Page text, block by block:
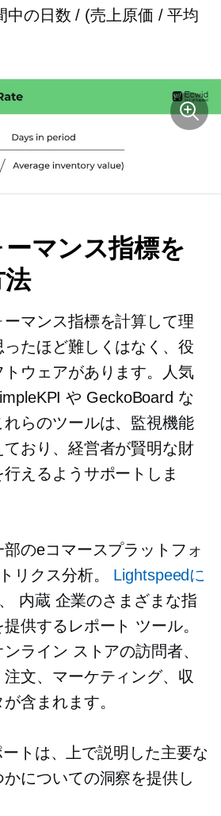
中の日数 / (売上原価 / 平均
マンス指標を
マンス指標を計算して理
たほど難しくはなく、役
ウェアがあります。人気
や GeckoBoard な
れらのツールは、監視機能
ており、経営者が賢明な財
えるようサポートしま
のeコマースプラットフォ
リクス分析。 Lightspeedに
内蔵企業のさまざまな指
供するレポート ツール。
ライン ストアの訪問者、
文、マーケティング、収
含まれます。
トは、上で説明した主要な
についての洞察を提供し